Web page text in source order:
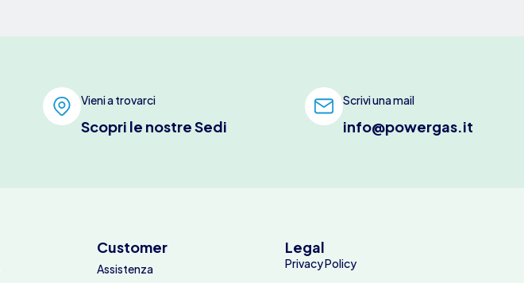
Vieni a trovarci
Scopri le nostre Sedi
Scrivi una mail
info@powergas.it
Customer
Assistenza
Legal
Privacy Policy